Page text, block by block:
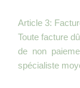
Article 3:
Toute facture
de non
spécialiste